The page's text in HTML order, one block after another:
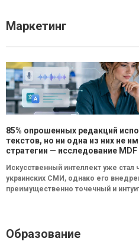
Маркетинг
85% опрошенных редакций
текстов, но ни одна из них не
стратегии — исследование
Искусственный интеллект уже
украинских СМИ, однако его
преимущественно точечный и
Образование